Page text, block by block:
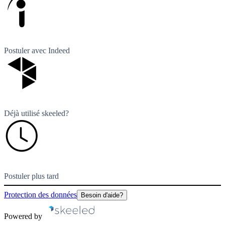
Postuler avec Indeed
Déjà utilisé skeeled?
Postuler plus tard
Protection des données Besoin d'aide?
Powered by